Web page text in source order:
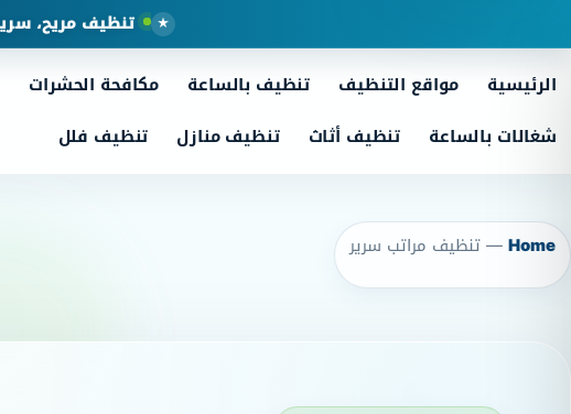
تنظيف مريح،
الرئيسية مواقع التنظيف تنظيف بالساعة
مكافحة الحشرات
شغالات بالساعة
تنظيف أثاث تنظيف منازل تنظيف فلل
Home
—تنظيف مراتب سرير